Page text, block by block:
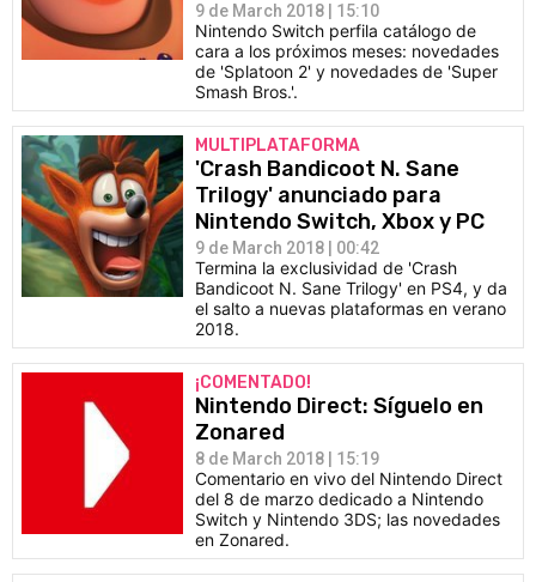
9 de March 2018 | 15:10
Nintendo Switch perfila catálogo de
cara a los próximos meses: novedades
de 'Splatoon 2' y novedades de 'Super
Smash Bros.'.
MULTIPLATAFORMA
'Crash Bandicoot N. Sane
Trilogy' anunciado para
Nintendo Switch, Xbox y PC
9 de March 2018 | 00:42
Termina la exclusividad de 'Crash
Bandicoot N. Sane Trilogy' en PS4, y da
el salto a nuevas plataformas en verano
2018.
¡COMENTADO!
Nintendo Direct: Síguelo en
Zonared
8 de March 2018 | 15:19
Comentario en vivo del Nintendo Direct
del 8 de marzo dedicado a Nintendo
Switch y Nintendo 3DS; las novedades
en Zonared.